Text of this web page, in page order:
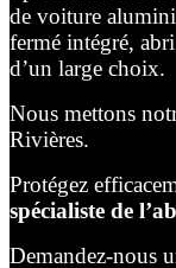
de voiture
fermé intégré,
d’un large choix.
Nous mettons
Rivières.
Protégez
spécialiste de
Demandez-nous